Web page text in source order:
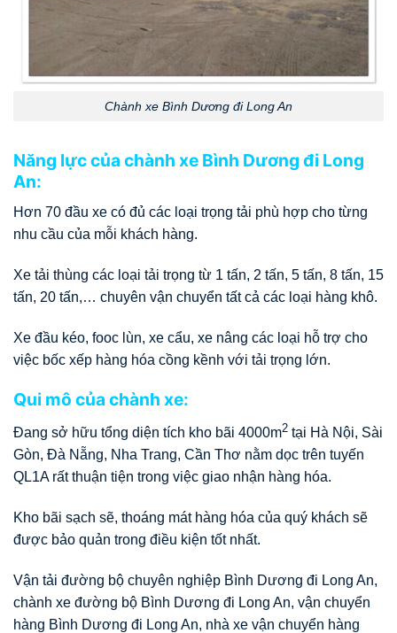
Chành xe Bình Dương đi Long An
Năng lực của chành xe Bình Dương đi Long
An:
Hơn 70 đầu xe có đủ các loại trọng tải phù hợp cho từng
nhu cầu của mỗi khách hàng.
Xe tải thùng các loại tải trọng từ 1 tấn, 2 tấn, 5 tấn, 8 tấn, 15
tấn, 20 tấn,… chuyên vận chuyển tất cả các loại hàng khô.
Xe đầu kéo, fooc lùn, xe cẩu, xe nâng các loại hỗ trợ cho
việc bốc xếp hàng hóa cồng kềnh với tải trọng lớn.
Qui mô của chành xe:
Đang sở hữu tổng diện tích kho bãi 4000m2 tại Hà Nội, Sài
Gòn, Đà Nẵng, Nha Trang, Cần Thơ nằm dọc trên tuyến
QL1A rất thuận tiện trong việc giao nhận hàng hóa.
Kho bãi sạch sẽ, thoáng mát hàng hóa của quý khách sẽ
được bảo quản trong điều kiện tốt nhất.
Vận tải đường bộ chuyên nghiệp Bình Dương đi Long An,
chành xe đường bộ Bình Dương đi Long An, vận chuyển
hàng Bình Dương đi Long An, nhà xe vận chuyển hàng